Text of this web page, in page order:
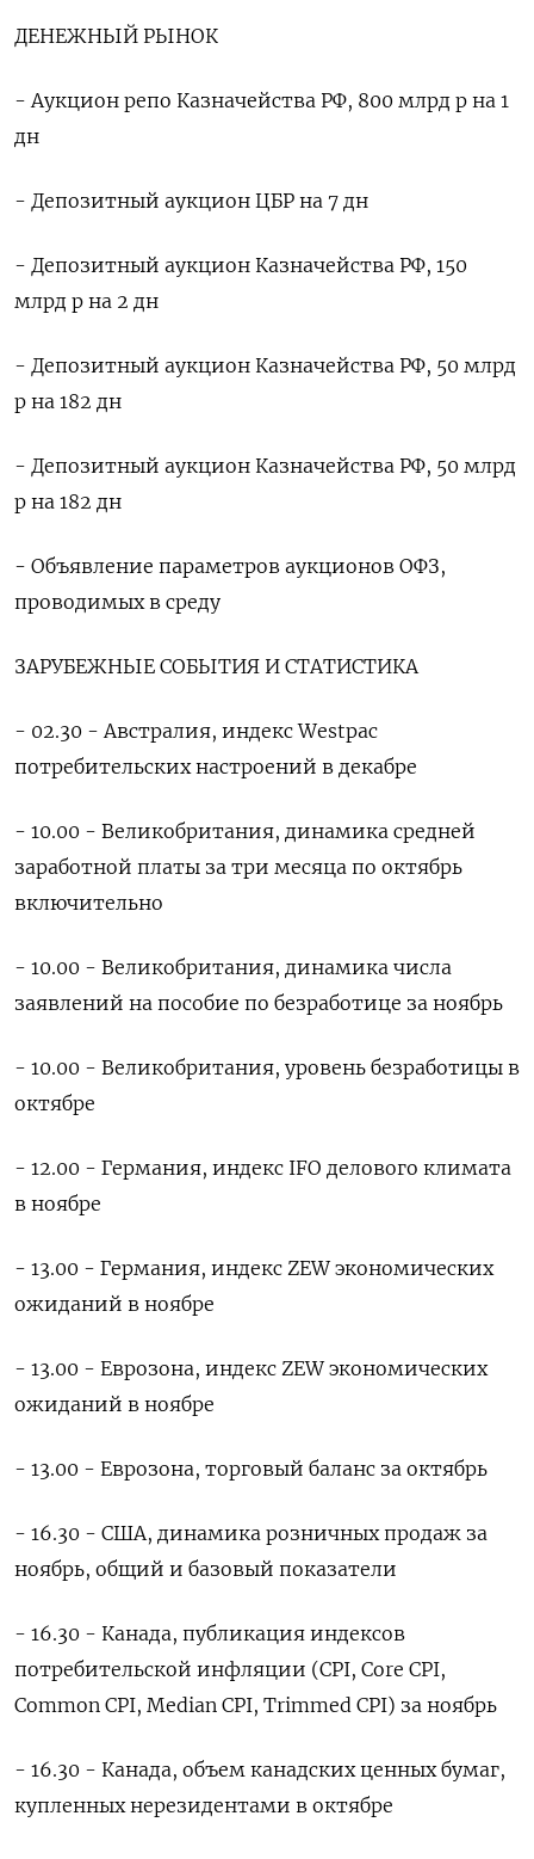
ДЕНЕЖНЫЙ РЫНОК
- Аукцион репо Казначейства РФ, 800 млрд р на 1
дн
- Депозитный аукцион ЦБР на 7 дн
- Депозитный аукцион Казначейства РФ, 150
млрд р на 2 дн
- Депозитный аукцион Казначейства РФ, 50 млрд
р на 182 дн
- Депозитный аукцион Казначейства РФ, 50 млрд
р на 182 дн
- Объявление параметров аукционов ОФЗ,
проводимых в среду
ЗАРУБЕЖНЫЕ СОБЫТИЯ И СТАТИСТИКА
- 02.30 - Австралия, индекс Westpac
потребительских настроений в декабре
- 10.00 - Великобритания, динамика средней
заработной платы за три месяца по октябрь
включительно
- 10.00 - Великобритания, динамика числа
заявлений на пособие по безработице за ноябрь
- 10.00 - Великобритания, уровень безработицы в
октябре
- 12.00 - Германия, индекс IFO делового климата
в ноябре
- 13.00 - Германия, индекс ZEW экономических
ожиданий в ноябре
- 13.00 - Еврозона, индекс ZEW экономических
ожиданий в ноябре
- 13.00 - Еврозона, торговый баланс за октябрь
- 16.30 - США, динамика розничных продаж за
ноябрь, общий и базовый показатели
- 16.30 - Канада, публикация индексов
потребительской инфляции (CPI, Core CPI,
Common CPI, Median CPI, Trimmed CPI) за ноябрь
- 16.30 - Канада, объем канадских ценных бумаг,
купленных нерезидентами в октябре